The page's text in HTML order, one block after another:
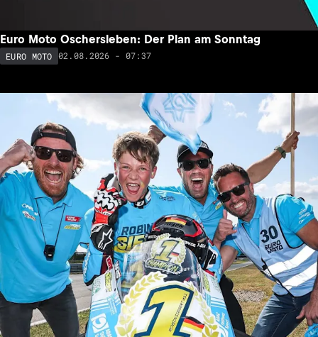
Euro Moto Oschersleben: Der Plan am Sonntag
EURO MOTO 02.08.2026 - 07:37